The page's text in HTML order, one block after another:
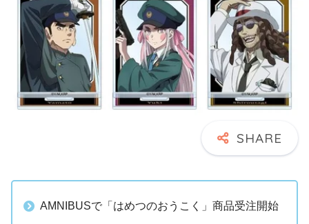
AMNIBUSで「はめつのおうこく」商品受注開始